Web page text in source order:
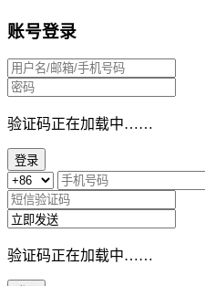
账号登录
验证码正在加载中……
登录
验证码正在加载中……